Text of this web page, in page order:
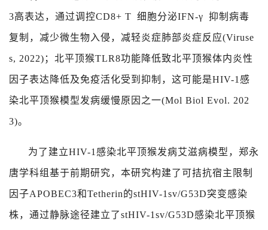
3高表达，通过调控CD8+ T 细胞分泌IFN-γ 抑制病毒
复制，减少微生物入侵，减轻炎症肺部炎症反应(Viruse
s, 2022) ；北平顶猴TLR8功能降低致北平顶猴体内炎性
因子表达降低及免疫活化受到抑制，这可能是HIV-1 感
染北平顶猴模型发病缓慢原因之一(Mol Biol Evol. 202
3)。
为了建立HIV-1 感染北平顶猴发病艾滋病模型，郑永
唐学科组基于前期研究，本研究构建了可拮抗宿主限制
因子APOBEC3和Tetherin的stHIV-1sv/G53D突变感染
株，通过静脉途径建立了stHIV-1sv/G53D感染北平顶猴